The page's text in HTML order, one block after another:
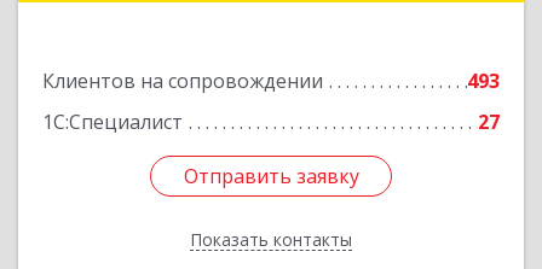
Клиентов на сопровождении
493
1С:Специалист
27
Отправить заявку
Показать контакты
Отправить заявку
Назад